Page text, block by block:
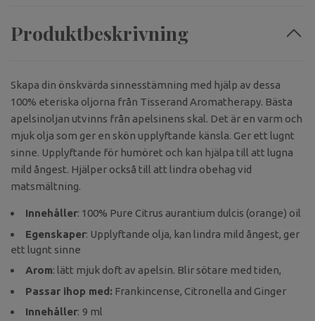
Produktbeskrivning
Skapa din önskvärda sinnesstämning med hjälp av dessa
100% eteriska oljorna från Tisserand Aromatherapy. Bästa
apelsinoljan utvinns från apelsinens skal. Det är en varm och
mjuk olja som ger en skön upplyftande känsla. Ger ett lugnt
sinne. Upplyftande för humöret och kan hjälpa till att lugna
mild ångest. Hjälper också till att lindra obehag vid
matsmältning.
Innehåller: 100% Pure Citrus aurantium dulcis (orange) oil
Egenskaper: Upplyftande olja, kan lindra mild ångest, ger
ett lugnt sinne
Arom: lätt mjuk doft av apelsin. Blir sötare med tiden,
Passar ihop med: Frankincense, Citronella and Ginger
Innehåller: 9 ml